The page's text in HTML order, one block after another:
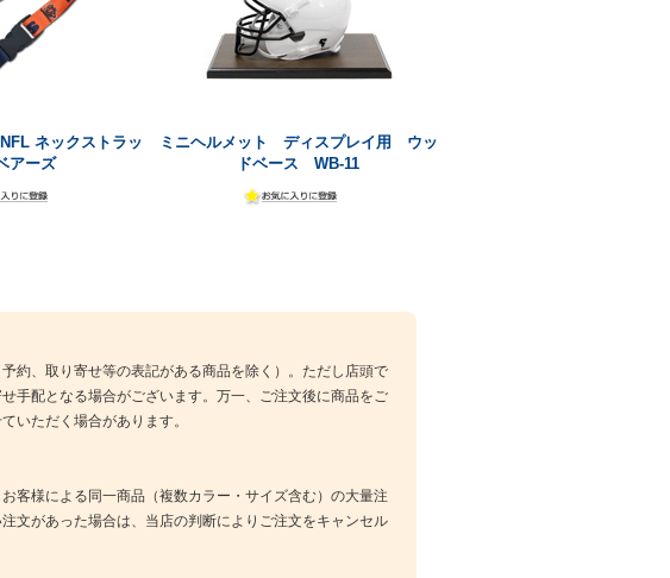
ネックストラッ
アーズ
ミニヘルメット ディスプレイ用 ウッ
ドベース WB-11
約、取り寄せ等の表記がある商品を除く）。ただし店頭で
手配となる場合がございます。万一、ご注文後に商品をご
いただく場合があります。
客様による同一商品（複数カラー・サイズ含む）の大量注
文があった場合は、当店の判断によりご注文をキャンセル